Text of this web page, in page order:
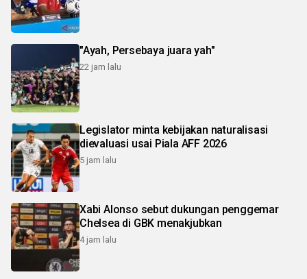
"Ayah, Persebaya juara yah"
22 jam lalu
Legislator minta kebijakan naturalisasi
dievaluasi usai Piala AFF 2026
5 jam lalu
Xabi Alonso sebut dukungan penggemar
Chelsea di GBK menakjubkan
4 jam lalu